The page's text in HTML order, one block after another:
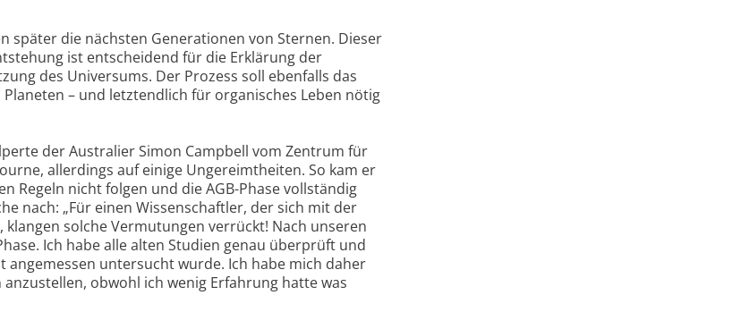
später die nächsten Generationen von Sternen. Dieser
ist entscheidend für die Erklärung der
des Universums. Der Prozess soll ebenfalls das
– und letztendlich für organisches Leben nötig
der Australier Simon Campbell vom Zentrum für
allerdings auf einige Ungereimtheiten. So kam er
Regeln nicht folgen und die AGB-Phase vollständig
nach: „Für einen Wissenschaftler, der sich mit der
solche Vermutungen verrückt! Nach unseren
Ich habe alle alten Studien genau überprüft und
angemessen untersucht wurde. Ich habe mich daher
obwohl ich wenig Erfahrung hatte was